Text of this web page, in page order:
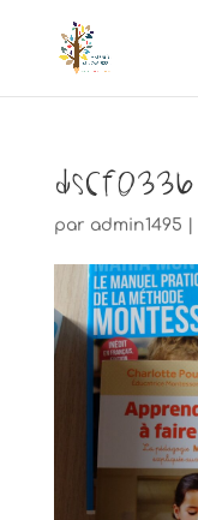
DSCF0336
par admin1495